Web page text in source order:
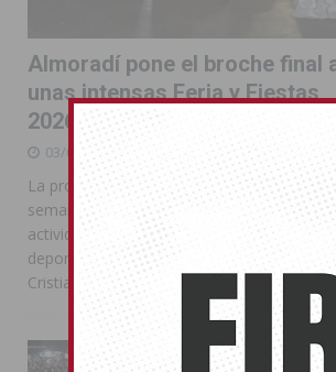
Almoradí pone el broche final
unas intensas Feria y Fiestas
2026
03/08/2026
La programación reunió durante más de una
semana actos institucionales, conciertos,
actividades familiares, competiciones
deportivas y las celebraciones de Moros y
Cristianos
La Entrada Cristiana llena de